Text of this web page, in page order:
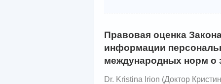
Правовая оценка
информации
международных норм о
Dr. Kristina Irion (Доктор